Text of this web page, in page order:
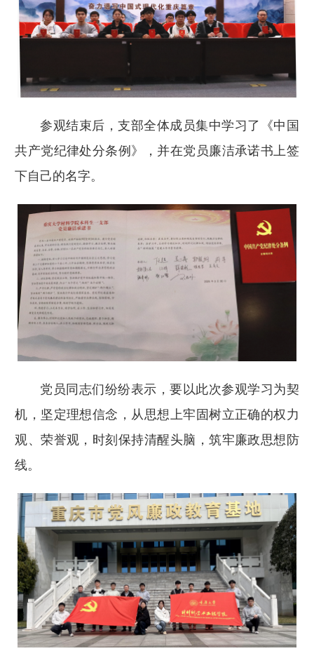
参观结束后，支部全体成员集中学习了《中国
共产党纪律处分条例》，并在党员廉洁承诺书上签
下自己的名字。
党员同志们纷纷表示，要以此次参观学习为契
机，坚定理想信念，从思想上牢固树立正确的权力
观、荣誉观，时刻保持清醒头脑，筑牢廉政思想防
线。